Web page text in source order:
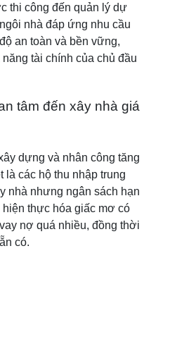
thi công đến quản lý dự
nhà đáp ứng nhu cầu
an toàn và bền vững,
tài chính của chủ đầu
tâm đến xây nhà giá
dựng và nhân công tăng
là các hộ thu nhập trung
nhà nhưng ngân sách hạn
thực hóa giấc mơ có
nợ quá nhiều, đồng thời
có.